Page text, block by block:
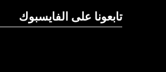
تابعونا على الفايسبوك